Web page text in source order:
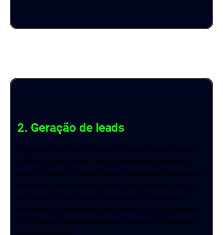
2. Geração de leads
A geração de leads é uma ótima estratégia quando
você não está focado em fazer vendas imediatas,
mas em obter informações de contato de clientes em
potencial, como e-mail, número de telefone e dados
de contato. Outra coisa importante. Este evento é
perfeito para empresas que buscam iniciar contatos
ou construir relacionamentos com seus clientes ao